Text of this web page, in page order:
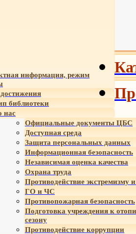
информация, режим
библиотеки
нас
Официальные документы ЦБС
Доступная среда
Защита персональных данных
Информационная безопасность
Независимая оценка качества
Охрана труда
Противодействие экстремизму
ГО и ЧС
Противопожарная безопасность
Подготовка учреждения к
сезону
Противодействие коррупции